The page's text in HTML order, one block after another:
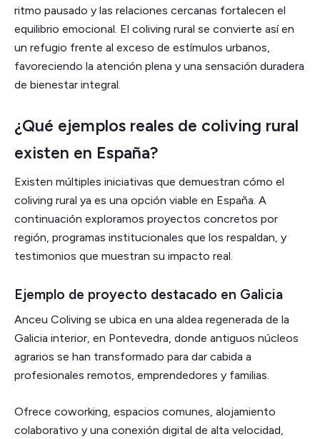
ritmo pausado y las relaciones cercanas fortalecen el
equilibrio emocional. El coliving rural se convierte así en
un refugio frente al exceso de estímulos urbanos,
favoreciendo la atención plena y una sensación duradera
de bienestar integral.
¿Qué ejemplos reales de coliving rural
existen en España?
Existen múltiples iniciativas que demuestran cómo el
coliving rural ya es una opción viable en España. A
continuación exploramos proyectos concretos por
región, programas institucionales que los respaldan, y
testimonios que muestran su impacto real.
Ejemplo de proyecto destacado en Galicia
Anceu Coliving se ubica en una aldea regenerada de la
Galicia interior, en Pontevedra, donde antiguos núcleos
agrarios se han transformado para dar cabida a
profesionales remotos, emprendedores y familias.
Ofrece coworking, espacios comunes, alojamiento
colaborativo y una conexión digital de alta velocidad,